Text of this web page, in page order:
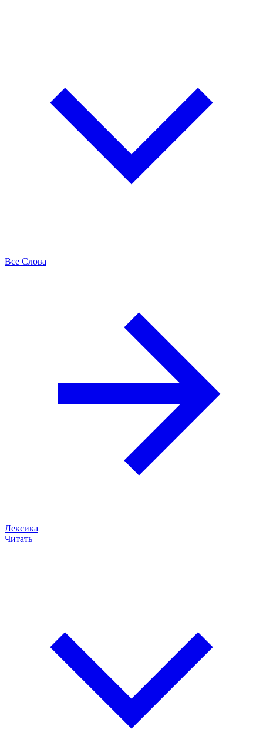
Все Слова
Лексика
Читать